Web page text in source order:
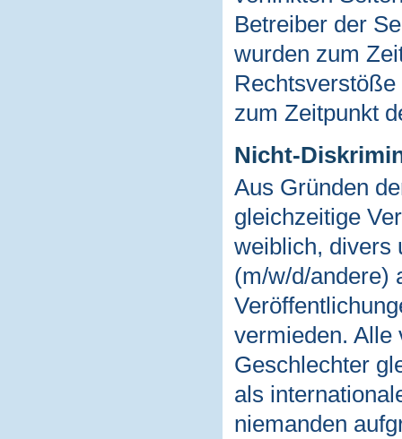
Betreiber der
wurden zum
zum Zeitpunkt
Nicht-
Aus Gründen
gleichzeitige
weiblich, divers
(m/w/d/andere)
vermieden. Alle
Geschlechter
als
niemanden